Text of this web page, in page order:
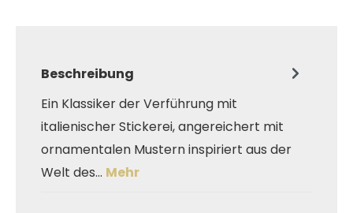
Beschreibung
Ein Klassiker der Verführung mit
italienischer Stickerei, angereichert mit
ornamentalen Mustern inspiriert aus der
Welt des… Mehr